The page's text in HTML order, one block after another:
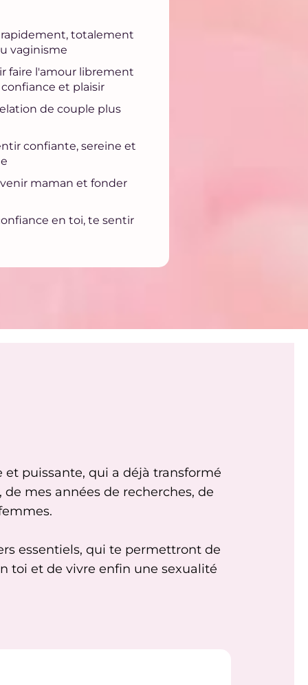
totalement
vaginisme
faire l'amour librement
et plaisir
de couple plus
confiante, sereine et
maman et fonder
en toi, te sentir
puissante, qui a déjà transformé
mes années de recherches, de
essentiels, qui te permettront de
toi et de vivre enfin une sexualité